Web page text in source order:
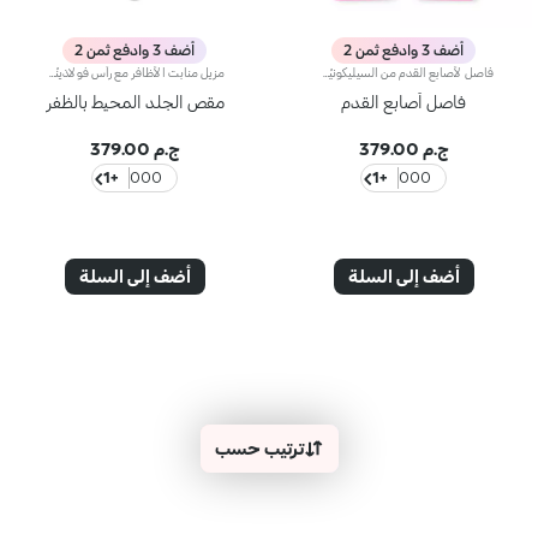
أضف 3 وادفع ثمن 2
فاصل أصابع القدم
ج.م 379.00
000
+1
أضف إلى السلة
أضف 3 وادفع ثمن 2
مقص الجلد المحيط بالظفر
ج.م 379.00
000
+1
أضف إلى السلة
ترتيب حسب